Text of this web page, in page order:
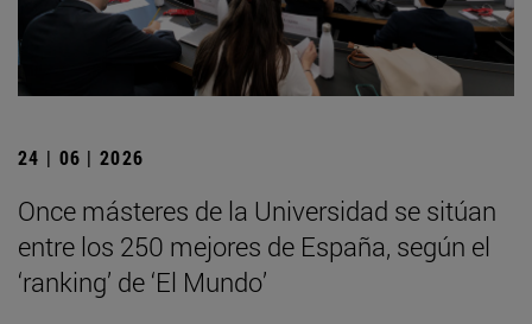
24 | 06 | 2026
Once másteres de la Universidad se sitúan
entre los 250 mejores de España, según el
‘ranking’ de ‘El Mundo’